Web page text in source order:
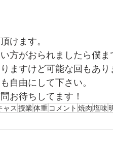
けます。
方がおられましたら僕
ますけど可能な回もあ
自由にして下さい。
お待ちしてます！
ャス 授業体重 コメント 焼肉塩味